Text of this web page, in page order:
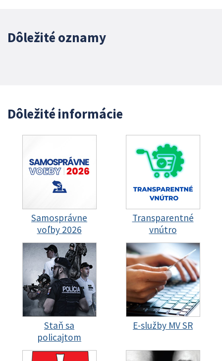
Dôležité oznamy
Dôležité informácie
Samosprávne
voľby 2026
Transparentné
vnútro
Staň sa
policajtom
E-služby MV SR